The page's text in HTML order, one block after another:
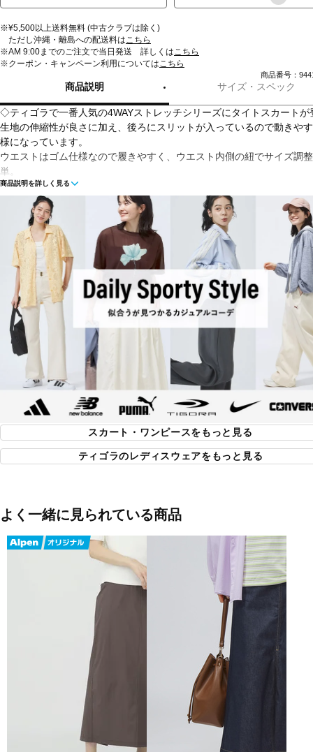
※¥5,500以上送料無料 (中古クラブは除く)
ただし沖縄・離島への配送料はこちら
※AM 9:00までのご注文で当日発送 詳しくはこちら
※クーポン・キャンペーン利用についてはこちら
商品番号：
商品説明 サイズ・スペック
◇ティゴラで一番人気の4WAYストレッチシリーズにタイトスカートが
生地の伸縮性が良さに加え、後ろにスリットが入っているので動きや
様になっています。
ウエストはゴム仕様なので履きやすく、ウエスト内側の紐でサイズ調
単。
シンプルなタイトスカートなので、オフィスや普段着など、どんなス
にも合わせやすく、年間を通して大活躍のアイテムです。
撥水機能付きで汚れが付きにくく、シワになりにくい優れもの。
■カラー：
ブラウン
ブラック
■素材：ナイロン89％ポリウレタン11％
■サイズ：
S：ウエスト/59～63cm
M：ウエスト/62～66cm
L：ウエスト/65～69cm
XL(LL・O)：ウエスト/68～72cm
■2025 Fall＆Winter モデル
商品説明を詳しく見る
スカート・ワンピースをもっと見る
ティゴラのレディスウェアをもっと見る
よく一緒に見られている商品